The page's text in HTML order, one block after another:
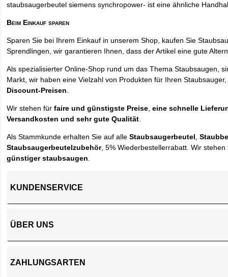
staubsaugerbeutel siemens synchropower- ist eine ähnliche
Beim Einkauf sparen
Sparen Sie bei Ihrem Einkauf in unserem Shop, kaufen Sie
Sprendlingen, wir garantieren Ihnen, dass der Artikel eine gute
Als spezialisierter Online-Shop rund um das Thema Staubsaugen,
Markt, wir haben eine Vielzahl von Produkten für Ihren
Discount-Preisen.
Wir stehen fürfaire und günstigste Preise,eine schnelle
Versandkosten und sehr gute Qualität.
Als Stammkunde erhalten Sie auf alleStaubsaugerbeutel,
Staubsaugerbeutelzubehör, 5% Wiederbestellerrabatt. Wir
günstiger staubsaugen.
KUNDENSERVICE
ÜBER UNS
ZAHLUNGSARTEN